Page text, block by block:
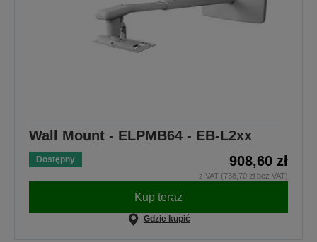
Wall Mount - ELPMB64 - EB-L2xx
Dostępny 908,60 zł
z VAT (738,70 zł bez VAT)
Kup teraz
Gdzie kupić